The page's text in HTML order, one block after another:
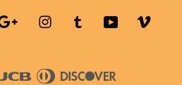
Google InstagramTumblr YouTube
JCB
Diners